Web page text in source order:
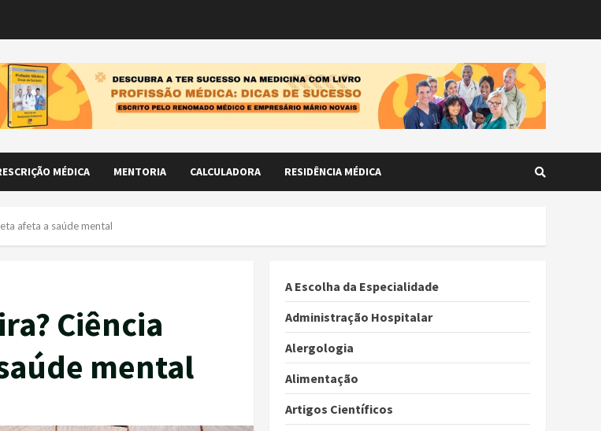
MÉDICA MENTORIA CALCULADORA RESIDÊNCIA MÉDICA
afeta a saúde mental
Ciência
mental
A Escolha da Especialidade
Administração Hospitalar
Alergologia
Alimentação
Artigos Científicos